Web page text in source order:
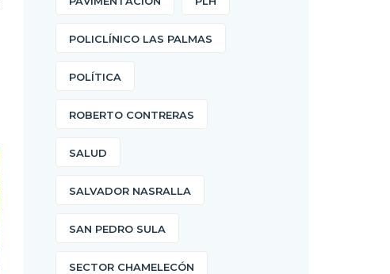
POLICLÍNICO LAS PALMAS
POLÍTICA
ROBERTO CONTRERAS
SALUD
SALVADOR NASRALLA
SAN PEDRO SULA
SECTOR CHAMELECÓN